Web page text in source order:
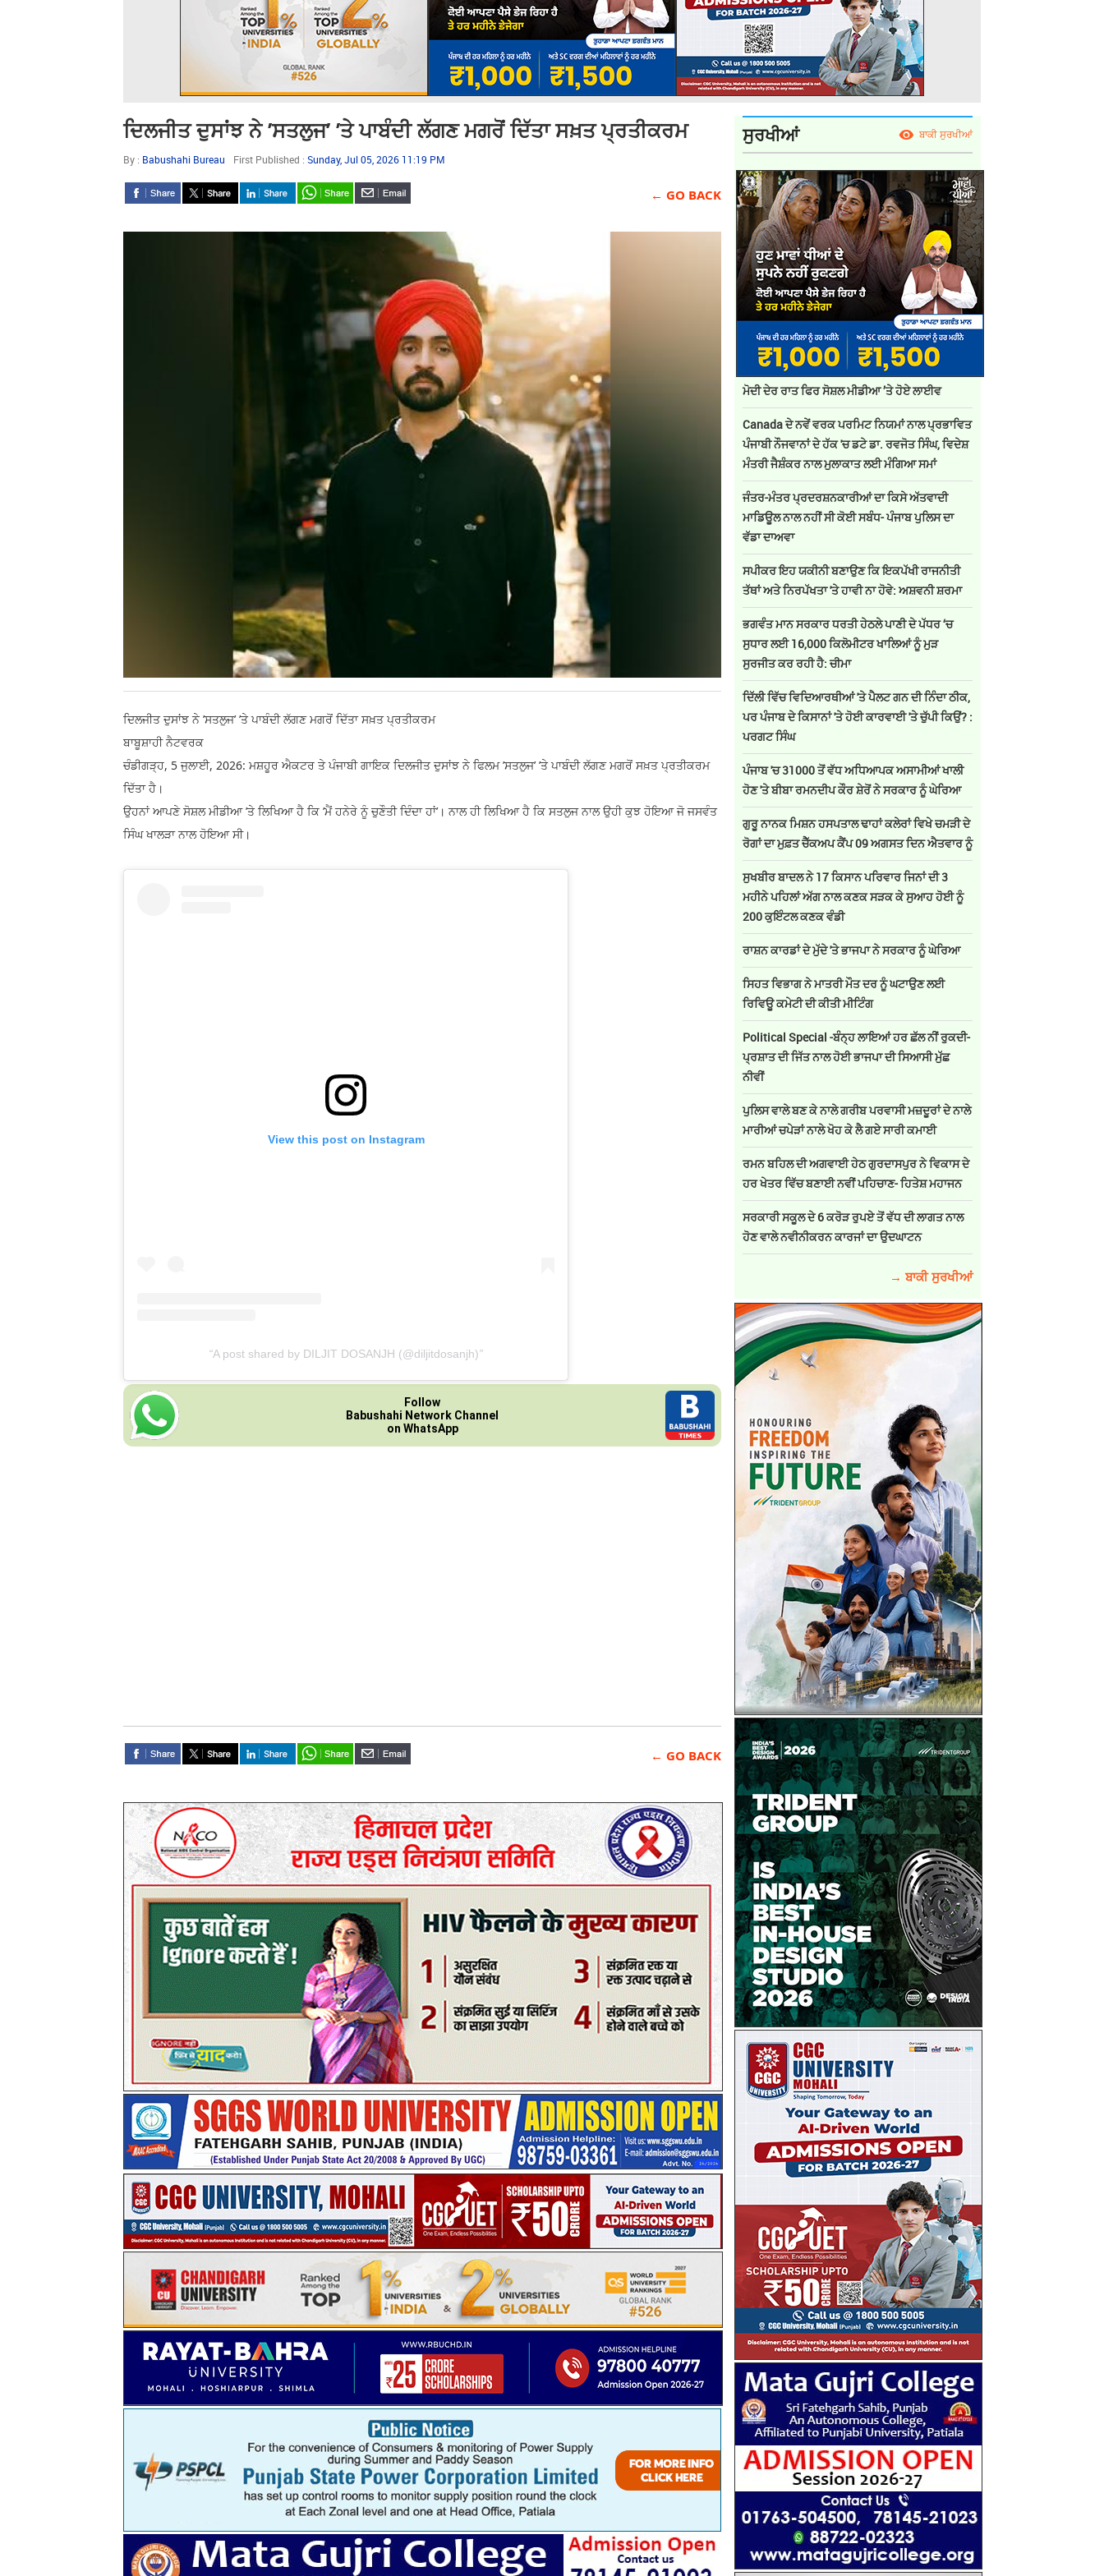
ਦਿਲਜੀਤ ਦੁਸਾਂਝ ਨੇ ’ਸਤਲੁਜ’ ’ਤੇ ਪਾਬੰਦੀ ਲੱਗਣ ਮਗਰੋਂ ਦਿੱਤਾ ਸਖ਼ਤ ਪ੍ਰਤੀਕਰਮ
By : Babushahi Bureau First Published : Sunday, Jul 05, 2026 11:19 PM
← GO BACK
ਦਿਲਜੀਤ ਦੁਸਾਂਝ ਨੇ ’ਸਤਲੁਜ’ ’ਤੇ ਪਾਬੰਦੀ ਲੱਗਣ ਮਗਰੋਂ ਦਿੱਤਾ ਸਖ਼ਤ ਪ੍ਰਤੀਕਰਮ
ਬਾਬੂਸ਼ਾਹੀ ਨੈਟਵਰਕ
ਚੰਡੀਗੜ੍ਹ, 5 ਜੁਲਾਈ, 2026: ਮਸ਼ਹੂਰ ਐਕਟਰ ਤੇ ਪੰਜਾਬੀ ਗਾਇਕ ਦਿਲਜੀਤ ਦੁਸਾਂਝ ਨੇ ਫਿਲਮ ’ਸਤਲੁਜ’ ’ਤੇ ਪਾਬੰਦੀ ਲੱਗਣ ਮਗਰੋਂ ਸਖ਼ਤ ਪ੍ਰਤੀਕਰਮ
ਦਿੱਤਾ ਹੈ।
ਉਹਨਾਂ ਆਪਣੇ ਸੋਸ਼ਲ ਮੀਡੀਆ ’ਤੇ ਲਿਖਿਆ ਹੈ ਕਿ ’ਮੈਂ ਹਨੇਰੇ ਨੂੰ ਚੁਣੌਤੀ ਦਿੰਦਾ ਹਾਂ’। ਨਾਲ ਹੀ ਲਿਖਿਆ ਹੈ ਕਿ ਸਤਲੁਜ ਨਾਲ ਉਹੀ ਕੁਝ ਹੋਇਆ ਜੋ ਜਸਵੰਤ
ਸਿੰਘ ਖਾਲੜਾ ਨਾਲ ਹੋਇਆ ਸੀ।
View this post on Instagram
A post shared by DILJIT DOSANJH (@diljitdosanjh)
Follow
Babushahi Network Channel
on WhatsApp
← GO BACK
ਸੁਰਖੀਆਂ ਬਾਕੀ ਸੁਰਖੀਆਂ
ਮੋਦੀ ਦੇਰ ਰਾਤ ਫਿਰ ਸੋਸ਼ਲ ਮੀਡੀਆ ’ਤੇ ਹੋਏ ਲਾਈਵ
Canada ਦੇ ਨਵੇਂ ਵਰਕ ਪਰਮਿਟ ਨਿਯਮਾਂ ਨਾਲ ਪ੍ਰਭਾਵਿਤ
ਪੰਜਾਬੀ ਨੌਜਵਾਨਾਂ ਦੇ ਹੱਕ 'ਚ ਡਟੇ ਡਾ. ਰਵਜੋਤ ਸਿੰਘ, ਵਿਦੇਸ਼
ਮੰਤਰੀ ਜੈਸ਼ੰਕਰ ਨਾਲ ਮੁਲਾਕਾਤ ਲਈ ਮੰਗਿਆ ਸਮਾਂ
ਜੰਤਰ-ਮੰਤਰ ਪ੍ਰਦਰਸ਼ਨਕਾਰੀਆਂ ਦਾ ਕਿਸੇ ਅੱਤਵਾਦੀ
ਮਾਡਿਊਲ ਨਾਲ ਨਹੀਂ ਸੀ ਕੋਈ ਸਬੰਧ- ਪੰਜਾਬ ਪੁਲਿਸ ਦਾ
ਵੱਡਾ ਦਾਅਵਾ
ਸਪੀਕਰ ਇਹ ਯਕੀਨੀ ਬਣਾਉਣ ਕਿ ਇਕਪੱਖੀ ਰਾਜਨੀਤੀ
ਤੱਥਾਂ ਅਤੇ ਨਿਰਪੱਖਤਾ 'ਤੇ ਹਾਵੀ ਨਾ ਹੋਵੇ: ਅਸ਼ਵਨੀ ਸ਼ਰਮਾ
ਭਗਵੰਤ ਮਾਨ ਸਰਕਾਰ ਧਰਤੀ ਹੇਠਲੇ ਪਾਣੀ ਦੇ ਪੱਧਰ ‘ਚ
ਸੁਧਾਰ ਲਈ 16,000 ਕਿਲੋਮੀਟਰ ਖਾਲਿਆਂ ਨੂੰ ਮੁੜ
ਸੁਰਜੀਤ ਕਰ ਰਹੀ ਹੈ: ਚੀਮਾ
ਦਿੱਲੀ ਵਿੱਚ ਵਿਦਿਆਰਥੀਆਂ 'ਤੇ ਪੈਲਟ ਗਨ ਦੀ ਨਿੰਦਾ ਠੀਕ,
ਪਰ ਪੰਜਾਬ ਦੇ ਕਿਸਾਨਾਂ 'ਤੇ ਹੋਈ ਕਾਰਵਾਈ 'ਤੇ ਚੁੱਪੀ ਕਿਉਂ? :
ਪਰਗਟ ਸਿੰਘ
ਪੰਜਾਬ 'ਚ 31000 ਤੋਂ ਵੱਧ ਅਧਿਆਪਕ ਅਸਾਮੀਆਂ ਖਾਲੀ
ਹੋਣ 'ਤੇ ਬੀਬਾ ਰਮਨਦੀਪ ਕੌਰ ਸ਼ੇਰੋਂ ਨੇ ਸਰਕਾਰ ਨੂੰ ਘੇਰਿਆ
ਗੁਰੂ ਨਾਨਕ ਮਿਸ਼ਨ ਹਸਪਤਾਲ ਢਾਹਾਂ ਕਲੇਰਾਂ ਵਿਖੇ ਚਮੜੀ ਦੇ
ਰੋਗਾਂ ਦਾ ਮੁਫ਼ਤ ਚੈੱਕਅਪ ਕੈਂਪ 09 ਅਗਸਤ ਦਿਨ ਐਤਵਾਰ ਨੂੰ
ਸੁਖਬੀਰ ਬਾਦਲ ਨੇ 17 ਕਿਸਾਨ ਪਰਿਵਾਰ ਜਿਨਾਂ ਦੀ 3
ਮਹੀਨੇ ਪਹਿਲਾਂ ਅੱਗ ਨਾਲ ਕਣਕ ਸੜਕ ਕੇ ਸੁਆਹ ਹੋਈ ਨੂੰ
200 ਕੁਇੰਟਲ ਕਣਕ ਵੰਡੀ
ਰਾਸ਼ਨ ਕਾਰਡਾਂ ਦੇ ਮੁੱਦੇ 'ਤੇ ਭਾਜਪਾ ਨੇ ਸਰਕਾਰ ਨੂੰ ਘੇਰਿਆ
ਸਿਹਤ ਵਿਭਾਗ ਨੇ ਮਾਤਰੀ ਮੌਤ ਦਰ ਨੂੰ ਘਟਾਉਣ ਲਈ
ਰਿਵਿਊ ਕਮੇਟੀ ਦੀ ਕੀਤੀ ਮੀਟਿੰਗ
Political Special -ਬੰਨ੍ਹ ਲਾਇਆਂ ਹਰ ਛੱਲ ਨੀਂ ਰੁਕਦੀ-
ਪ੍ਰਸ਼ਾਤ ਦੀ ਜਿੱਤ ਨਾਲ ਹੋਈ ਭਾਜਪਾ ਦੀ ਸਿਆਸੀ ਮੁੱਛ
ਨੀਵੀਂ
ਪੁਲਿਸ ਵਾਲੇ ਬਣ ਕੇ ਨਾਲੇ ਗਰੀਬ ਪਰਵਾਸੀ ਮਜ਼ਦੂਰਾਂ ਦੇ ਨਾਲੇ
ਮਾਰੀਆਂ ਚਪੇੜਾਂ ਨਾਲੇ ਖੋਹ ਕੇ ਲੈ ਗਏ ਸਾਰੀ ਕਮਾਈ
ਰਮਨ ਬਹਿਲ ਦੀ ਅਗਵਾਈ ਹੇਠ ਗੁਰਦਾਸਪੁਰ ਨੇ ਵਿਕਾਸ ਦੇ
ਹਰ ਖੇਤਰ ਵਿੱਚ ਬਣਾਈ ਨਵੀਂ ਪਹਿਚਾਣ- ਹਿਤੇਸ਼ ਮਹਾਜਨ
ਸਰਕਾਰੀ ਸਕੂਲ ਦੇ 6 ਕਰੋੜ ਰੁਪਏ ਤੋਂ ਵੱਧ ਦੀ ਲਾਗਤ ਨਾਲ
ਹੋਣ ਵਾਲੇ ਨਵੀਨੀਕਰਨ ਕਾਰਜਾਂ ਦਾ ਉਦਘਾਟਨ
→ ਬਾਕੀ ਸੁਰਖੀਆਂ